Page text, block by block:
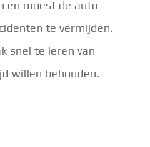
en moest de auto
te vermijden.
snel te leren van
willen behouden.